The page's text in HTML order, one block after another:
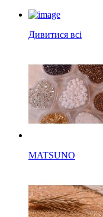
Дивитися всі
MATSUNO